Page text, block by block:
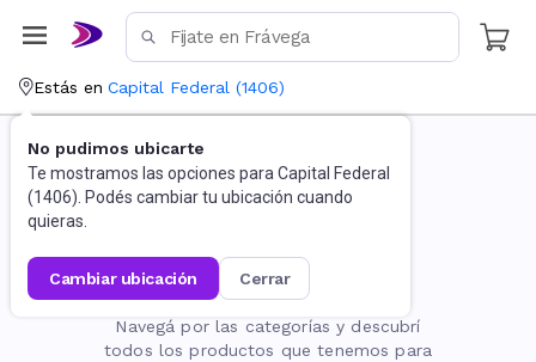
Estás en Capital Federal (1406)
No pudimos ubicarte
Te mostramos las opciones para Capital Federal
(1406). Podés cambiar tu ubicación cuando
quieras.
cambiar ubicación cerrar
La página no existe
Navegá por las categorías y descubrí
todos los productos que tenemos para